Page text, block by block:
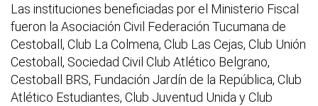
Las instituciones beneficiadas por el Ministerio Fiscal
fueron la Asociación Civil Federación Tucumana de
Cestoball, Club La Colmena, Club Las Cejas, Club Unión
Cestoball, Sociedad Civil Club Atlético Belgrano,
Cestoball BRS, Fundación Jardín de la República, Club
Atlético Estudiantes, Club Juventud Unida y Club